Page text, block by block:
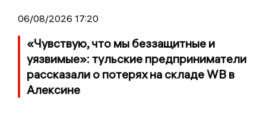
06/08/2026 17:20
«Чувствую, что мы беззащитные и
уязвимые»: тульские предприниматели
рассказали о потерях на складе WB в
Алексине